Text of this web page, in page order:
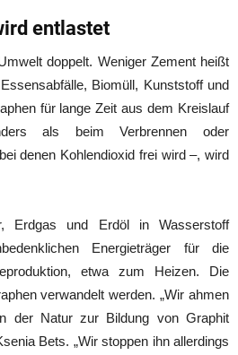
entlastet
doppelt. Weniger Zement heißt
Biomüll, Kunststoff und
für lange Zeit aus dem Kreislauf
als beim Verbrennen oder
denen Kohlendioxid frei wird –, wird
Erdgas und Erdöl in Wasserstoff
Energieträger für die
etwa zum Heizen. Die
verwandelt werden. „Wir ahmen
der Natur zur Bildung von Graphit
Bets. „Wir stoppen ihn allerdings